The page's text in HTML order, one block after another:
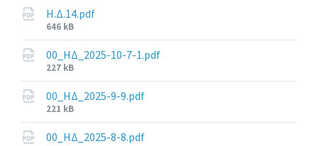
Η.Δ.14.pdf
File
size:
646 kB
00_ΗΔ_2025-10-7-1.pdf
File
size:
227 kB
00_ΗΔ_2025-9-9.pdf
File
size:
221 kB
00_ΗΔ_2025-8-8.pdf